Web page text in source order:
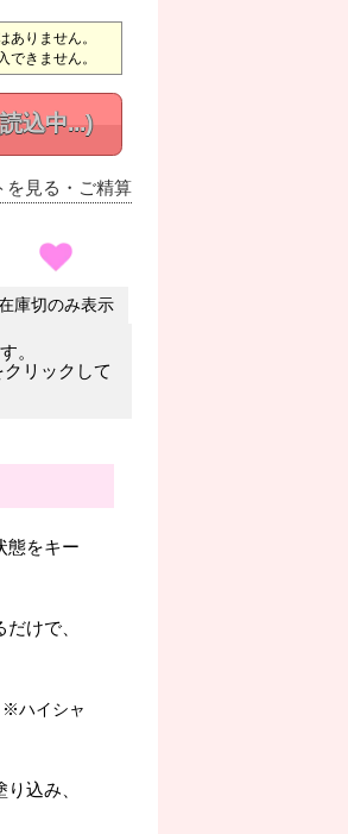
りません。
きません。
込中...)
を見る ・ご精算
庫切のみ表示
。
クリックして
態をキー
けで、
※ハイシャ
込み、